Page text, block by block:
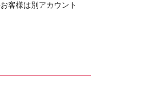
客様は別アカウント